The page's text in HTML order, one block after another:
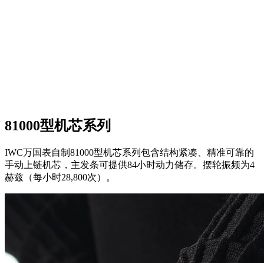
81000型机芯系列
IWC万国表自制81000型机芯系列包含结构紧凑、精准可靠的
手动上链机芯，主发条可提供84小时动力储存。摆轮振频为4
赫兹（每小时28,800次）。